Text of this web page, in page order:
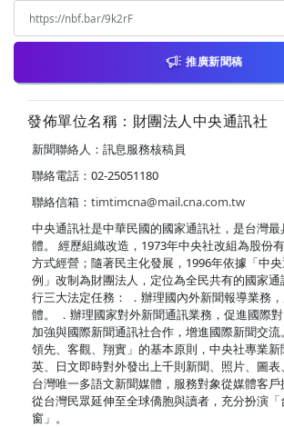
推廣新聞稿
發佈單位名稱：財團法人中央通訊社
新聞聯絡人：訊息服務核稿員
聯絡電話：02-25051180
聯絡信箱： timtimcna@mail.cna.com.tw
中央通訊社是中華民國的國家通訊社，是台灣
體。 經歷組織改造，1973年中央社改組為股份
方式經營；隨著民主化發展，1996年依據「中
例」改制為財團法人，定位為全民共有的國家
行三大法定任務： ．辦理國內外新聞報導業務
體。 ．辦理國家對外新聞通訊業務，促進國際對
加強與國際新聞通訊社合作，增進國際新聞交流
領先、客觀、翔實」的基本原則，中央社專業新
英、日文即時對外發出上千則新聞、照片、圖
台灣唯一多語文新聞媒體，服務對象從媒體客戶
從台灣民眾延伸至全球僑胞與讀者，充分扮演「
窗」。